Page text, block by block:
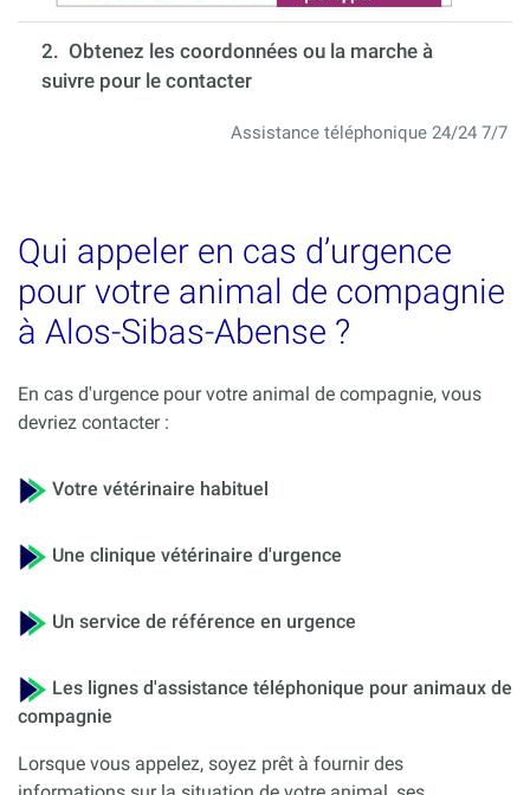
2. Obtenez les coordonnées ou la marche à
suivre pour le contacter
Assistance téléphonique 24/24 7/7
Qui appeler en cas d’urgence
pour votre animal de compagnie
à Alos-Sibas-Abense ?
En cas d'urgence pour votre animal de compagnie, vous
devriez contacter :
Votre vétérinaire habituel
Une clinique vétérinaire d'urgence
Un service de référence en urgence
Les lignes d'assistance téléphonique pour animaux de
compagnie
Lorsque vous appelez, soyez prêt à fournir des